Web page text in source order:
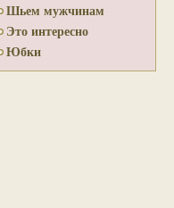
Шьем мужчинам
Это интересно
Юбки